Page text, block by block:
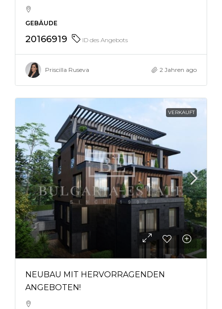
GEBÄUDE
20166919 ID des Angebots
Priscilla Ruseva 2 Jahren ago
VERKAUFT
NEUBAU MIT HERVORRAGENDEN
ANGEBOTEN!